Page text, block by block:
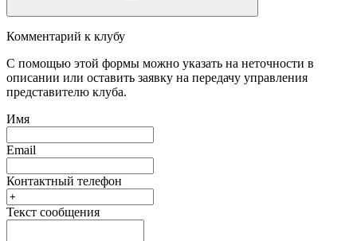
Комментарий к клубу
С помощью этой формы можно указать на неточности в
описании или оставить заявку на передачу управления
представителю клуба.
Имя
Email
Контактный телефон
Текст сообщения